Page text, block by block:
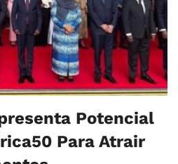
Potencial
Para Atrair